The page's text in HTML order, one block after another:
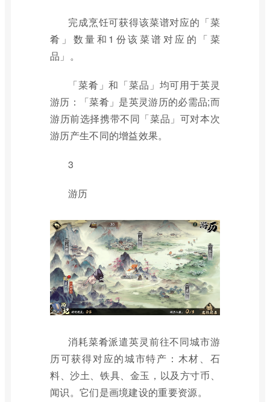
完成烹饪可获得该菜谱对应的「菜
肴」数量和1份该菜谱对应的「菜
品」。
「菜肴」和「菜品」均可用于英灵
游历：「菜肴」是英灵游历的必需品;而
游历前选择携带不同「菜品」可对本次
游历产生不同的增益效果。
3
游历
消耗菜肴派遣英灵前往不同城市游
历可获得对应的城市特产：木材、石
料、沙土、铁具、金玉，以及方寸币、
闻识。它们是画境建设的重要资源。